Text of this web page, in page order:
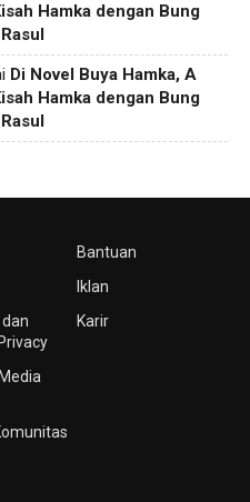
Hamka dengan Bung
Di Novel Buya Hamka, A
Hamka dengan Bung
Bantuan
Iklan
Karir